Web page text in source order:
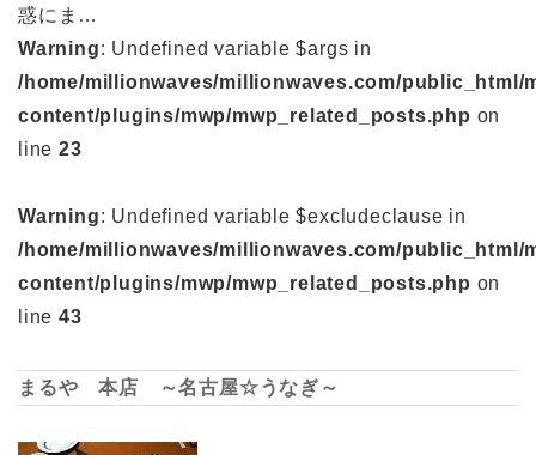
惑にま…
Warning: Undefined variable $args in
/home/millionwaves/millionwaves.com/public_html/
content/plugins/mwp/mwp_related_posts.php on
line 23
Warning: Undefined variable $excludeclause in
/home/millionwaves/millionwaves.com/public_html/
content/plugins/mwp/mwp_related_posts.php on
line 43
まるや 本店 ～名古屋☆うなぎ～